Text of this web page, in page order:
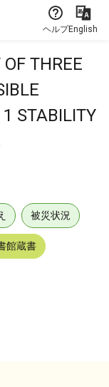
ヘルプEnglish
THREE
1 STABILITY
被災状況
館蔵書